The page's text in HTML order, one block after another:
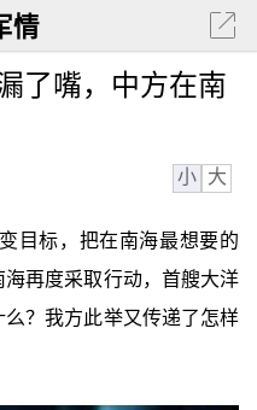
情
了嘴，中方在南
小 大
目标，把在南海最想要的
再度采取行动，首艘大洋
？我方此举又传递了怎样